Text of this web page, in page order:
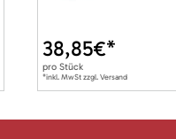
38,85€*
pro Stück
*inkl. MwSt zzgl. Versand